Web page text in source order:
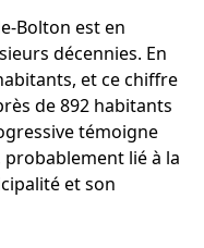
Bolton est en
décennies. En
et ce chiffre
de 892 habitants
témoigne
lié à la
et son